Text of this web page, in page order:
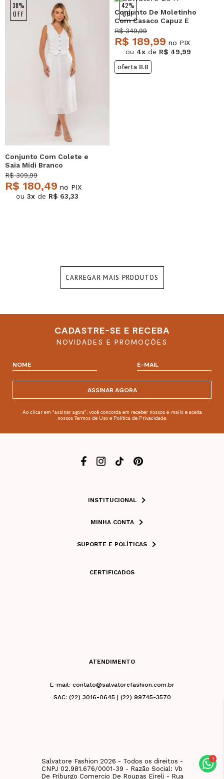
38%
OFF
Conjunto Com Colete e
Saia Midi Branco
Salvatore
R$ 309,99
R$ 180,49 no PIX
ou 3x de R$ 63,33
42%
OFF
Conjunto De Moletinho
Com Casaco Capuz E
Calça Jogger Rosa
Salvatore
R$ 349,99
R$ 189,99 no PIX
ou 4x de R$ 49,99
oferta 8.8
CARREGAR MAIS PRODUTOS
CADASTRE-SE E RECEBA
NOVIDADES E PROMOÇÕES
ASSINAR AGORA
Ao clicar em "assinar agora", você concorda em receber nossos e-mails e aceita
nossos Termos de Uso e Política de Privacidade.
INSTITUCIONAL
MINHA CONTA
SUPORTE E POLÍTICAS
CERTIFICADOS
ATENDIMENTO
E-mail: contato@salvatorefashion.com.br
SAC: (22) 3016-0645 | (22) 99745-3570
Salvatore Fashion 2026 - Todos os direitos -
CNPJ 02.981.676/0001-39 - Razão Social: Vb
De Friburgo Comercio De Roupas Eireli - Rua